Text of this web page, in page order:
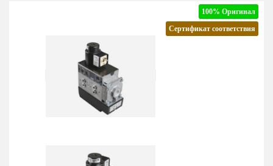
100% Оригинал
Сертификат соответствия